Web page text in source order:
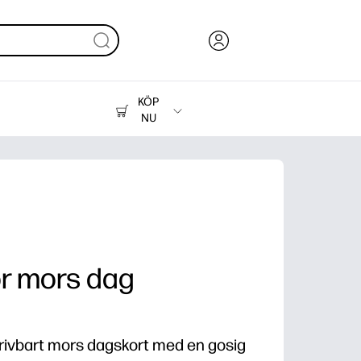
KÖP
NU
Skrivare
mors dag
mors dagskort med en gosig